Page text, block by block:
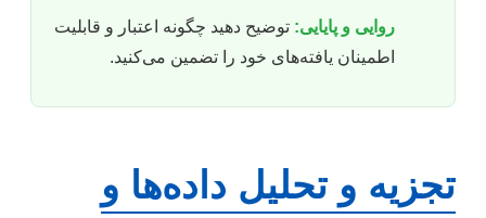
روایی و پایایی: توضیح دهید چگونه اعتبار و قابلیت
اطمینان یافته‌های خود را تضمین می‌کنید.
تجزیه و تحلیل داده‌ها و